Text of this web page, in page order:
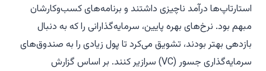
استارتاپ‌ها درآمد ناچیزی داشتند و برنامه‌های کسب‌وکارشان
مبهم بود. نرخ‌های بهره پایین، سرمایه‌گذارانی را که به دنبال
بازدهی بهتر بودند، تشویق می‌کرد تا پول زیادی را به صندوق‌های
سرمایه‌گذاری جسور (VC) سرازیر کنند. بر اساس گزارش